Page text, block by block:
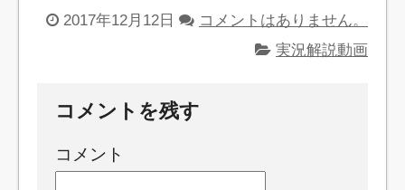
2017年12月12日
コメントはありません。
実況解説動画
コメントを残す
コメント